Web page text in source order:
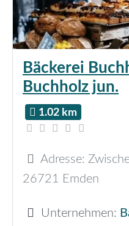
Bäckerei
Buchholz jun.
1.02 km
Adresse:
26721 Emden
Unternehmen: